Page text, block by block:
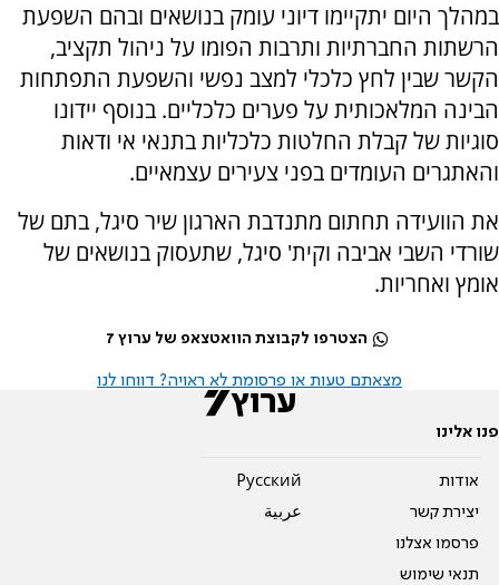
במהלך היום יתקיימו דיוני עומק בנושאים ובהם השפעת
הרשתות החברתיות ותרבות הפומו על ניהול תקציב,
הקשר שבין לחץ כלכלי למצב נפשי והשפעת התפתחות
הבינה המלאכותית על פערים כלכליים. בנוסף יידונו
סוגיות של קבלת החלטות כלכליות בתנאי אי ודאות
והאתגרים העומדים בפני צעירים עצמאיים.
את הוועידה תחתום מתנדבת הארגון שיר סיגל, בתם של
שורדי השבי אביבה וקית' סיגל, שתעסוק בנושאים של
אומץ ואחריות.
הצטרפו לקבוצת הוואטצאפ של ערוץ 7
מצאתם טעות או פרסומת לא ראויה? דווחו לנו
פנו אלינו
אודות
יצירת קשר
פרסמו אצלנו
תנאי שימוש
Pусский
عربية